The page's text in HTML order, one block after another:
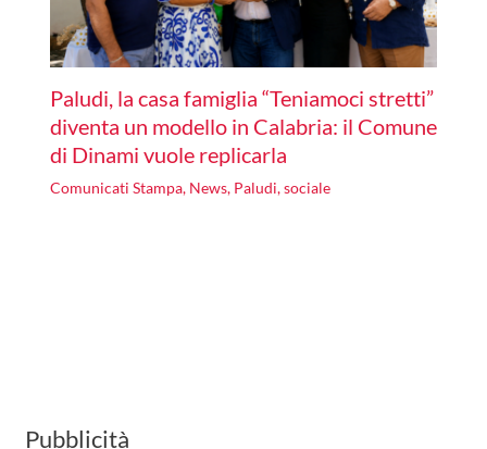
Paludi, la casa famiglia “Teniamoci stretti”
diventa un modello in Calabria: il Comune
di Dinami vuole replicarla
Comunicati Stampa, News, Paludi,sociale
Pubblicità